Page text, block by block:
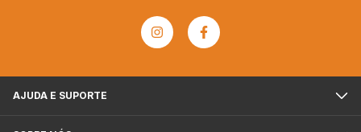
AJUDA E SUPORTE